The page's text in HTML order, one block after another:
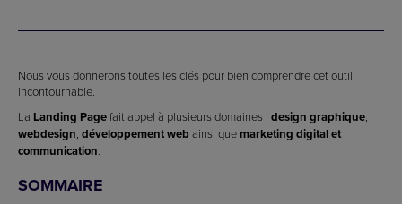
Nous vous donnerons toutes les clés pour bien comprendre cet outil
incontournable.
La Landing Pagefait appel à plusieurs domaines : design graphique,
webdesign, développement web ainsi que marketing digital et
communication.
SOMMAIRE